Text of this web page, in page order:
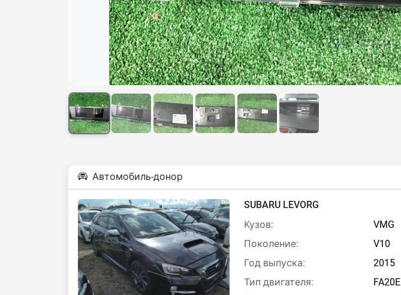
Автомобиль-донор
SUBARU LEVORG
Кузов:
VMG
Поколение:
V10
Год выпуска:
2015
Тип двигателя:
FA20E